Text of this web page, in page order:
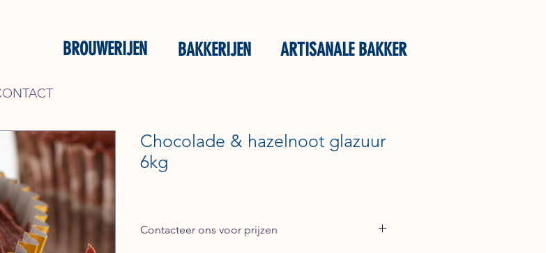
BROUWERIJEN BAKKERIJEN ARTISANALE BAKKER
Chocolade & hazelnoot glazuur
6kg
Contacteer ons voor prijzen